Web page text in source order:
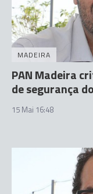
MADEIRA
PAN Madeira
de segurança
15 Mai 16:48